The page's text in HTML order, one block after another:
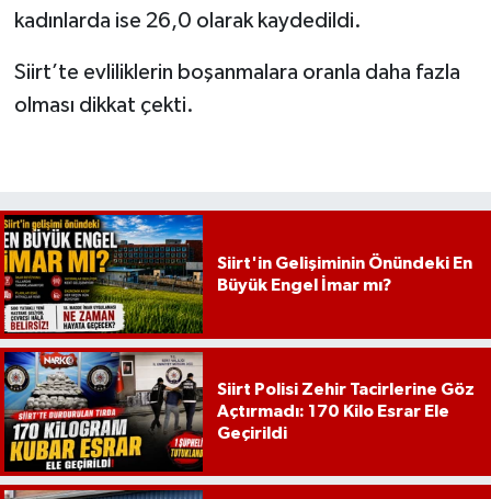
kadınlarda ise 26,0 olarak kaydedildi.
Siirt’te evliliklerin boşanmalara oranla daha fazla
olması dikkat çekti.
Siirt'in Gelişiminin Önündeki En
Büyük Engel İmar mı?
Siirt Polisi Zehir Tacirlerine Göz
Açtırmadı: 170 Kilo Esrar Ele
Geçirildi